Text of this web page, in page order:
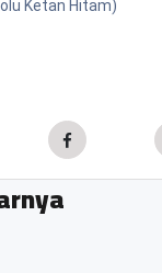
Ketan Hitam)